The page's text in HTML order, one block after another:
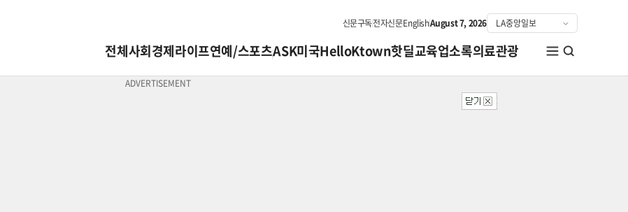
신문구독전자신문EnglishAugust 7, 2026
전체사회경제라이프연예/스포츠ASK미국HelloKtown핫딜교육업소록의료관광